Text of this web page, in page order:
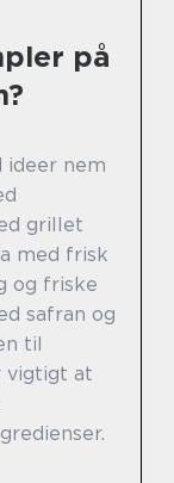
på
ideer nem
grillet
med frisk
og friske
safran og
til
vigtigt at